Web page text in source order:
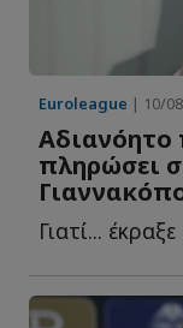
Euroleague | 10/
Αδιανόητο
πληρώσει